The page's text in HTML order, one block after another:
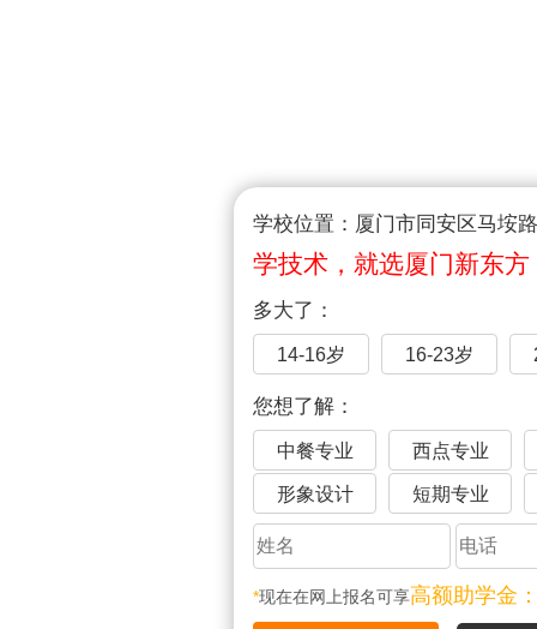
学校位置：厦门市同安区马垵
学技术，就选厦门新东方
多大了：
14-16岁 16-23岁
您想了解：
中餐专业 西点专业
形象设计 短期专业
*现在在网上报名可享高额助学金